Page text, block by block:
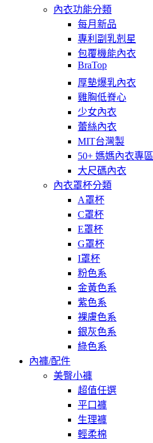
內衣功能分類
每月新品
專利副乳剋星
包覆機能內衣
BraTop
厚墊爆乳內衣
雞胸低脊心
少女內衣
蕾絲內衣
MIT台灣製
50+ 媽媽內衣專區
大尺碼內衣
內衣罩杯分類
A罩杯
C罩杯
E罩杯
G罩杯
I罩杯
粉色系
金黃色系
紫色系
裸膚色系
銀灰色系
綠色系
內褲/配件
美臀小褲
超值任選
平口褲
生理褲
輕柔棉